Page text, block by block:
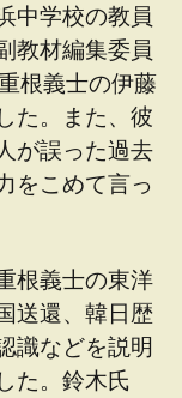
中学校の教員
教材編集委員
根義士の伊藤
た。また、彼
が誤った過去
をこめて言っ
根義士の東洋
送還、韓日歴
識などを説明
た。鈴木氏